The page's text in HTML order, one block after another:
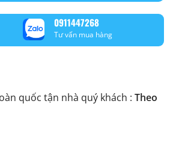
0911447268
Tư vấn mua hàng
quốc tận nhà quý khách : Theo